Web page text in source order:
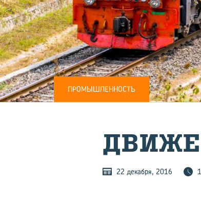
ПРОМЫШЛЕННОСТЬ
22 декабря, 2016